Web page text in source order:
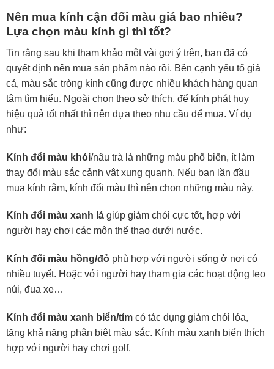
Nên mua kính cận đổi màu giá bao nhiêu?
Lựa chọn màu kính gì thì tốt?
Tin rằng sau khi tham khảo một vài gợi ý trên, bạn đã có
quyết định nên mua sản phẩm nào rồi. Bên cạnh yếu tố giá
cả, màu sắc tròng kính cũng được nhiều khách hàng quan
tâm tìm hiểu. Ngoài chọn theo sở thích, để kính phát huy
hiệu quả tốt nhất thì nên dựa theo nhu cầu để mua. Ví dụ
như:
Kính đổi màu khói/nâu trà là những màu phổ biến, ít làm
thay đổi màu sắc cảnh vật xung quanh. Nếu bạn lần đầu
mua kính râm, kính đổi màu thì nên chọn những màu này.
Kính đổi màu xanh lágiúp giảm chói cực tốt, hợp với
người hay chơi các môn thể thao dưới nước.
Kính đổi màu hồng/đỏphù hợp với người sống ở nơi có
nhiều tuyết. Hoặc với người hay tham gia các hoạt động leo
núi, đua xe…
Kính đổi màu xanh biển/tímcó tác dụng giảm chói lóa,
tăng khả năng phân biệt màu sắc. Kính màu xanh biển thích
hợp với người hay chơi golf.